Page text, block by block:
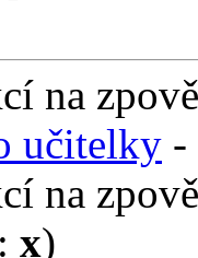
za
na
učitelky-